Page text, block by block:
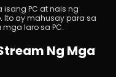
PC at nais ng
Ito ay mahusay para sa
laro sa PC.
Ng Mga